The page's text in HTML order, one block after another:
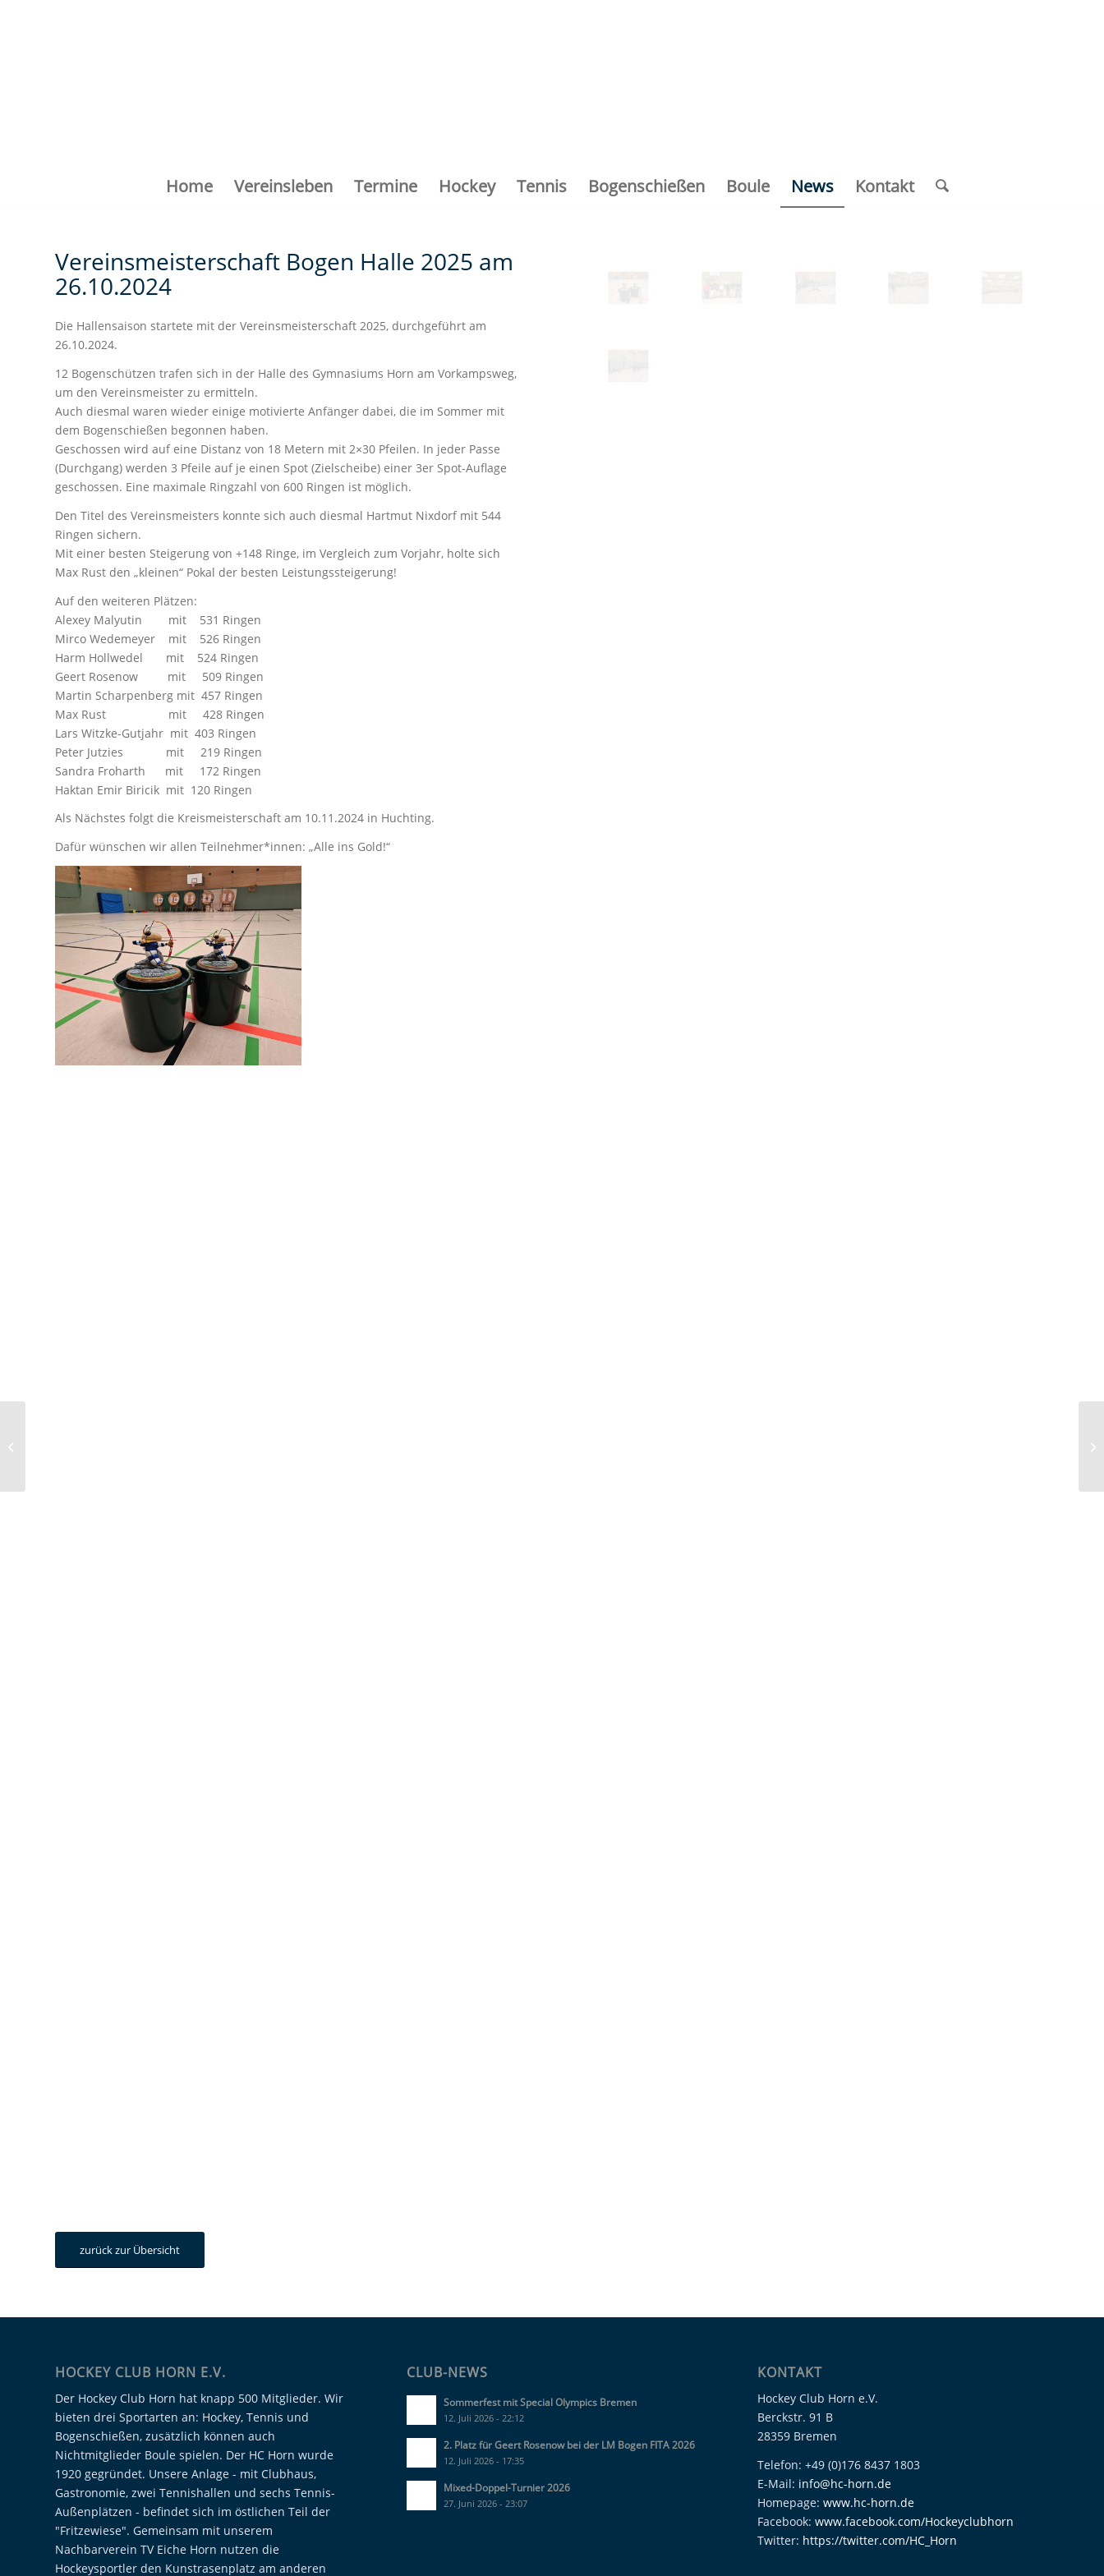
Home Vereinsleben Termine Hockey Tennis Bogenschießen Boule News Kontakt
Vereinsmeisterschaft Bogen Halle 2025 am
26.10.2024
Die Hallensaison startete mit der Vereinsmeisterschaft 2025, durchgeführt am
26.10.2024.
12 Bogenschützen trafen sich in der Halle des Gymnasiums Horn am Vorkampsweg,
um den Vereinsmeister zu ermitteln.
Auch diesmal waren wieder einige motivierte Anfänger dabei, die im Sommer mit
dem Bogenschießen begonnen haben.
Geschossen wird auf eine Distanz von 18 Metern mit 2×30 Pfeilen. In jeder Passe
(Durchgang) werden 3 Pfeile auf je einen Spot (Zielscheibe) einer 3er Spot-Auflage
geschossen. Eine maximale Ringzahl von 600 Ringen ist möglich.
Den Titel des Vereinsmeisters konnte sich auch diesmal Hartmut Nixdorf mit 544
Ringen sichern.
Mit einer besten Steigerung von +148 Ringe, im Vergleich zum Vorjahr, holte sich
Max Rust den „kleinen“ Pokal der besten Leistungssteigerung!
Auf den weiteren Plätzen:
Alexey Malyutin mit 531 Ringen
Mirco Wedemeyer mit 526 Ringen
Harm Hollwedel mit 524 Ringen
Geert Rosenow mit 509 Ringen
Martin Scharpenberg mit 457 Ringen
Max Rust mit 428 Ringen
Lars Witzke-Gutjahr mit 403 Ringen
Peter Jutzies mit 219 Ringen
Sandra Froharth mit 172 Ringen
Haktan Emir Biricik mit 120 Ringen
Als Nächstes folgt die Kreismeisterschaft am 10.11.2024 in Huchting.
Dafür wünschen wir allen Teilnehmer*innen: „Alle ins Gold!“
zurück zur Übersicht
HOCKEY CLUB HORN E.V.
Der Hockey Club Horn hat knapp 500 Mitglieder. Wir
bieten drei Sportarten an: Hockey, Tennis und
Bogenschießen, zusätzlich können auch
Nichtmitglieder Boule spielen. Der HC Horn wurde
1920 gegründet. Unsere Anlage - mit Clubhaus,
Gastronomie, zwei Tennishallen und sechs Tennis-
Außenplätzen - befindet sich im östlichen Teil der
"Fritzewiese". Gemeinsam mit unserem
Nachbarverein TV Eiche Horn nutzen die
Hockeysportler den Kunstrasenplatz am anderen
CLUB-NEWS
Sommerfest mit Special Olympics Bremen
12. Juli 2026 - 22:12
2. Platz für Geert Rosenow bei der LM Bogen FITA 2026
12. Juli 2026 - 17:35
Mixed-Doppel-Turnier 2026
27. Juni 2026 - 23:07
KONTAKT
Hockey Club Horn e.V.
Berckstr. 91 B
28359 Bremen
Telefon: +49 (0)176 8437 1803
E-Mail: info@hc-horn.de
Homepage:www.hc-horn.de
Facebook:www.facebook.com/Hockeyclubhorn
Twitter: https://twitter.com/HC_Horn